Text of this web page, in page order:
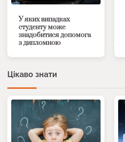
У яких випадках
студенту може
знадобитися допомога
з дипломною
Цікаво знати